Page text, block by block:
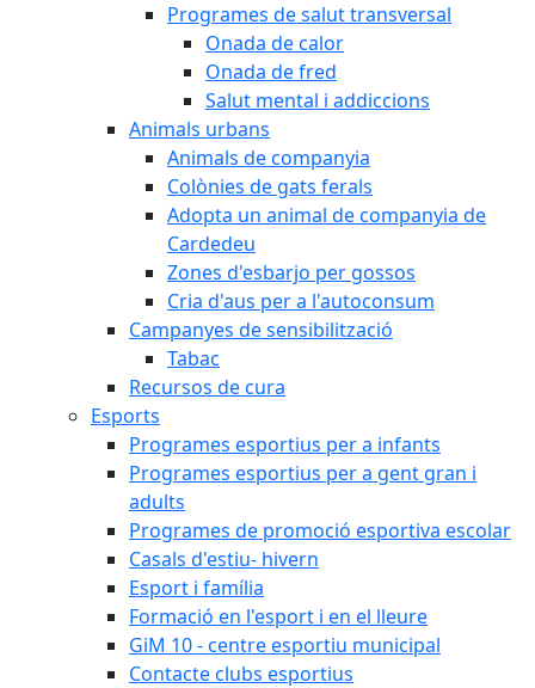
Programes de salut transversal
Onada de calor
Onada de fred
Salut mental i addiccions
Animals urbans
Animals de companyia
Colònies de gats ferals
Adopta un animal de companyia de
Cardedeu
Zones d'esbarjo per gossos
Cria d'aus per a l'autoconsum
Campanyes de sensibilització
Tabac
Recursos de cura
Esports
Programes esportius per a infants
Programes esportius per a gent gran i
adults
Programes de promoció esportiva escolar
Casals d'estiu- hivern
Esport i família
Formació en l'esport i en el lleure
GiM 10 - centre esportiu municipal
Contacte clubs esportius